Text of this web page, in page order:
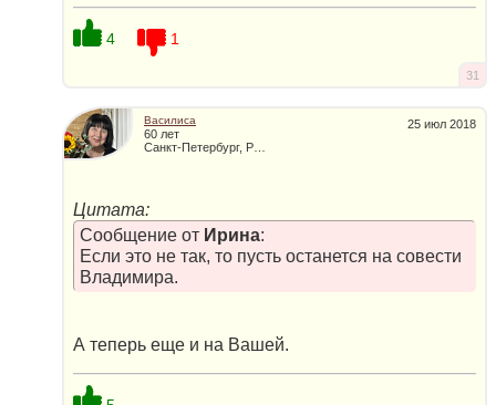
4 1
31
25 июл 2018
Василиса
60 лет
Цитата:
Сообщение от Ирина:
Если это не так, то пусть останется на совести
Владимира.
А теперь еще и на Вашей.